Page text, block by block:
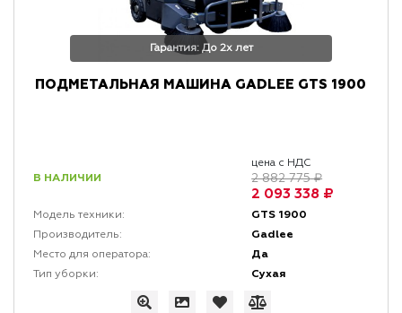
Гарантия: До 2х лет
ПОДМЕТАЛЬНАЯ МАШИНА GADLEE GTS 1900
В НАЛИЧИИ
цена с НДС
2 882 775 ₽
2 093 338 ₽
Модель техники: GTS 1900
Производитель: Gadlee
Место для оператора: Да
Тип уборки: Сухая